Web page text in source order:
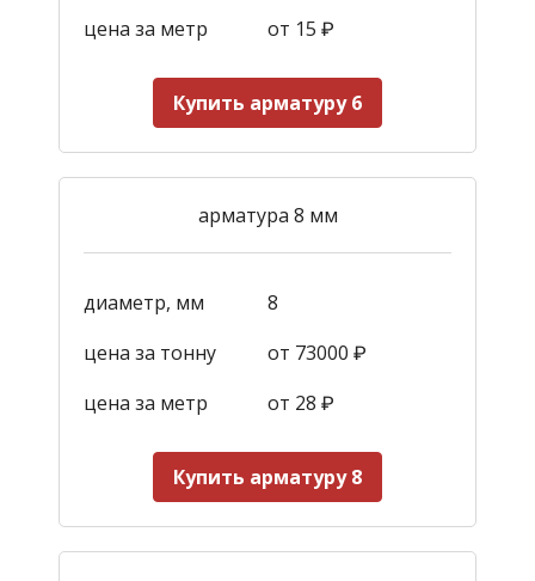
цена за метр
от 15 ₽
Купить арматуру 6
арматура 8 мм
диаметр, мм
8
цена за тонну
от 73000 ₽
цена за метр
от 28 ₽
Купить арматуру 8